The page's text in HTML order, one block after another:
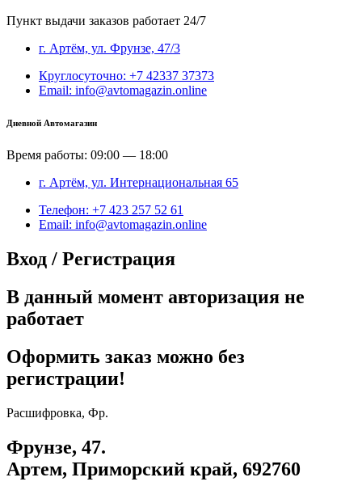
Пункт выдачи заказов работает 24/7
г. Артём, ул. Фрунзе, 47/3
Круглосуточно: +7 42337 37373
Email: info@avtomagazin.online
Дневной Автомагазин
Время работы: 09:00 — 18:00
г. Артём, ул. Интернациональная 65
Телефон: +7 423 257 52 61
Email: info@avtomagazin.online
Вход / Регистрация
В данный момент авторизация не
работает
Оформить заказ можно без
регистрации!
Расшифровка, Фр.
Фрунзе, 47.
Артем, Приморский край, 692760